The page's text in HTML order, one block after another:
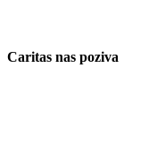
Caritas nas poziva